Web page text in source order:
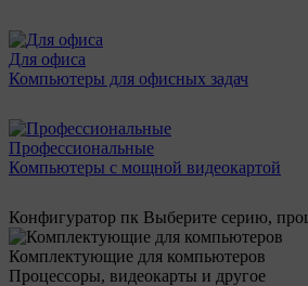
Для офиса
Компьютеры для офисных задач
Профессиональные
Компьютеры с мощной видеокартой
Конфигуратор пк Выберите серию,
Комплектующие для компьютеров
Процессоры, видеокарты и другое